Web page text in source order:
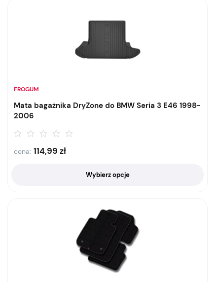
FROGUM
Mata bagażnika DryZone do BMW Seria 3 E46 1998-
2006
cena: 114,99 zł
Wybierz opcje